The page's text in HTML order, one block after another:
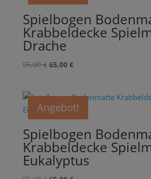
Spielbogen
Krabbeldecke
Drache
95,00€ Ursprünglicher
95,00 €
65,00 €Aktueller
65,00 €.
Angebot!
Spielbogen
Krabbeldecke
Eukalyptus